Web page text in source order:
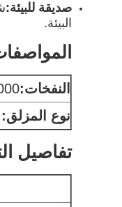
صديقة للبيئة:
البيئة.
النفخات:9000
نوع المزلق:
تفاصيل